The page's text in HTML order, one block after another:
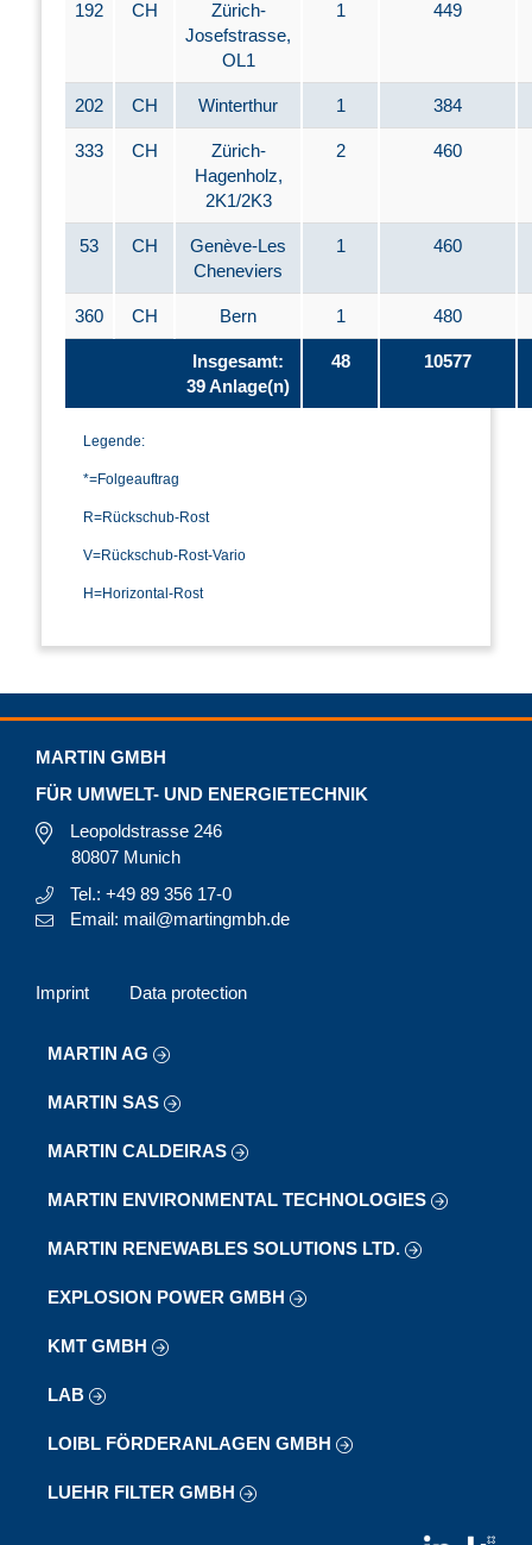
192 CH
Zürich-
Josefstrasse,
OL1
1 449
202 CH Winterthur 1 384
333 CH
Zürich-
Hagenholz,
2K1/2K3
2 460
53 CH
Genève-Les
Cheneviers
1 460
360 CH Bern 1 480
Insgesamt:
39 Anlage(n)
48 10577
Legende:
*=Folgeauftrag
R=Rückschub-Rost
V=Rückschub-Rost-Vario
H=Horizontal-Rost
MARTIN GMBH
FÜR UMWELT- UND ENERGIETECHNIK
Leopoldstrasse 246
80807 Munich
Tel.: +49 89 356 17-0
Email: mail@martingmbh.de
Imprint Data protection
MARTIN AG
MARTIN SAS
MARTIN CALDEIRAS
MARTIN ENVIRONMENTAL TECHNOLOGIES
MARTIN RENEWABLES SOLUTIONS LTD.
EXPLOSION POWER GMBH
KMT GMBH
LAB
LOIBL FÖRDERANLAGEN GMBH
LUEHR FILTER GMBH